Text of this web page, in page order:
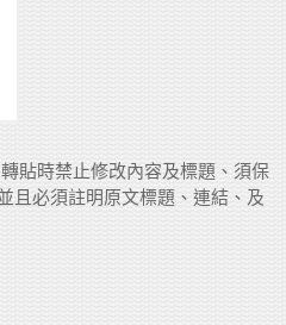
貼時禁止修改內容及標題、須保
且必須註明原文標題、連結、及